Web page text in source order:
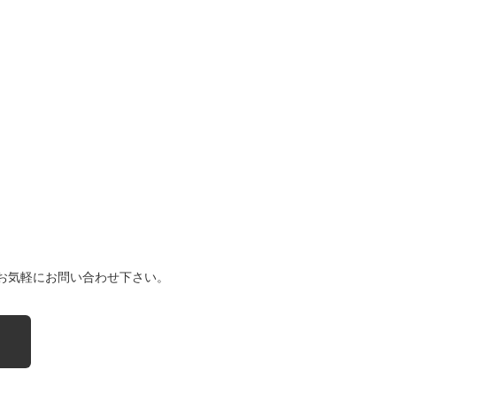
軽にお問い合わせ下さい。